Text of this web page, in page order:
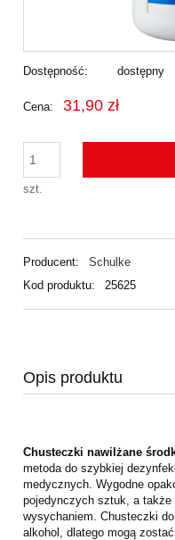
Dostępność: dostępny
Cena: 31,90 zł
szt.
Producent:
Schulke
Kod produktu:
25625
Opis produktu
Chusteczki nawilżane
metoda do szybkiej
medycznych. Wygodne
pojedynczych sztuk, a także
wysychaniem. Chusteczki
alkohol, dlatego mogą